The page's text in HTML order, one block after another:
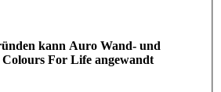
kann Auro Wand- und
For Life angewandt